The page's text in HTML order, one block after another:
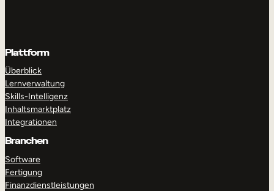
Plattform
Überblick
Lernverwaltung
Skills-Intelligenz
Inhaltsmarktplatz
Integrationen
Branchen
Software
Fertigung
Finanzdienstleistungen